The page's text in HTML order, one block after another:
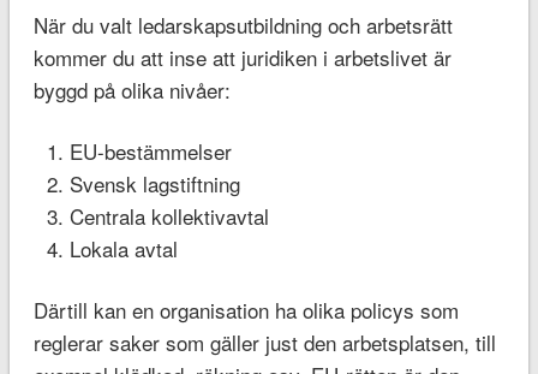
När du valt ledarskapsutbildning och arbetsrätt
kommer du att inse att juridiken i arbetslivet är
byggd på olika nivåer:
EU-bestämmelser
Svensk lagstiftning
Centrala kollektivavtal
Lokala avtal
Därtill kan en organisation ha olika policys som
reglerar saker som gäller just den arbetsplatsen, till